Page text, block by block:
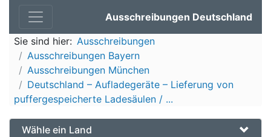
Ausschreibungen Deutschland
Sie sind hier: Ausschreibungen
Ausschreibungen Bayern
Ausschreibungen München
Deutschland – Aufladegeräte – Lieferung von
puffergespeicherte Ladesäulen / ...
Wähle ein Land